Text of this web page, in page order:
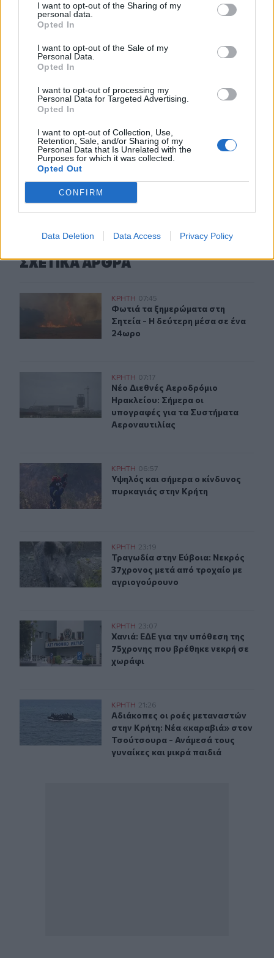
I want to opt-out of the Sharing of my
personal data.
Opted In
I want to opt-out of the Sale of my
Personal Data.
Opted In
I want to opt-out of processing my
Personal Data for Targeted Advertising.
Opted In
I want to opt-out of Collection, Use,
Retention, Sale, and/or Sharing of my
Personal Data that Is Unrelated with the
Purposes for which it was collected.
Opted Out
CONFIRM
Data Deletion Data Access Privacy Policy
23:32
Οι «μαύρες χήρες» της Ρωσίας: Παντρεύονται
εισπράξουν τις «παχυλές» αποζημιώσεις
Ρόδος: Έσπασε ο κάβος και τραυμάτισε ναυτικό
Τραγωδία στην Εύβοια: Νεκρός 37χρονος μετά από
τροχαίο με αγριογούρουνο
ΠΕΡΙΣΣΟΤΕΡΑ
ΣΧΕΤΙΚA AΡΘΡΑ
Λασίθι: Φωτιά τα ξημερώματα στη Σητεία - Η δεύτερη
ΚΡΗΤΗ 07:45
Φωτιά τα ξημερώματα στη Σητεία
Φωτιά τα ξημερώματα στη
Σητεία - Η δεύτερη μέσα σε ένα
24ωρο
Νέο Διεθνές Αεροδρόμιο Ηρακλείου: Σήμερα οι
ΚΡΗΤΗ 07:17
Νέο Διεθνές Αεροδρόμιο
Νέο Διεθνές Αεροδρόμιο
Ηρακλείου: Σήμερα οι
υπογραφές για τα Συστήματα
Αεροναυτιλίας
Υψηλός και σήμερα ο κίνδυνος πυρκαγιάς στην Κρήτη
ΚΡΗΤΗ 06:57
Υψηλός και σήμερα ο κίνδυνος
Υψηλός και σήμερα ο κίνδυνος
πυρκαγιάς στην Κρήτη
Τραγωδία στην Εύβοια: Νεκρός 37χρονος μετά από
ΚΡΗΤΗ 23:19
Τραγωδία στην Εύβοια: Νεκρός
Τραγωδία στην Εύβοια: Νεκρός
37χρονος μετά από τροχαίο με
αγριογούρουνο
Χανιά: ΕΔΕ για την υπόθεση της 75χρονης που βρέθηκε
ΚΡΗΤΗ 23:07
Χανιά: ΕΔΕ για την υπόθεση της
Χανιά: ΕΔΕ για την υπόθεση της
75χρονης που βρέθηκε νεκρή σε
χωράφι
Αδιάκοπες οι ροές μεταναστών στην Κρήτη: Νέα
ΚΡΗΤΗ 21:26
Αδιάκοπες οι ροές μεταναστών
Αδιάκοπες οι ροές μεταναστών
στην Κρήτη: Νέα «καραβιά» στον
Τσούτσουρα - Ανάμεσά τους
γυναίκες και μικρά παιδιά